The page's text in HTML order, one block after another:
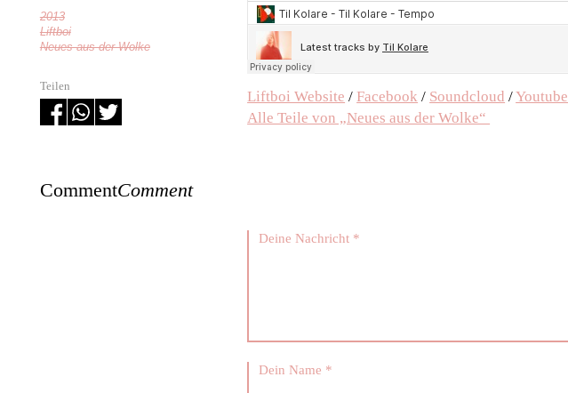
2013
Liftboi
Neues aus der Wolke
Teilen
Liftboi Website /Facebook / Soundcloud /Youtube
Alle Teile von „Neues aus der Wolke“
CommentComment